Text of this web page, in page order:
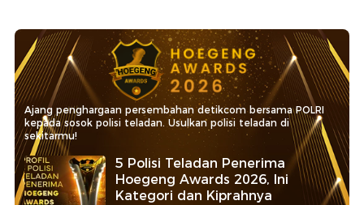
Ajang penghargaan persembahan detikcom bersama POLRI
kepada sosok polisi teladan. Usulkan polisi teladan di
sekitarmu!
5 Polisi Teladan Penerima
Hoegeng Awards 2026, Ini
Kategori dan Kiprahnya